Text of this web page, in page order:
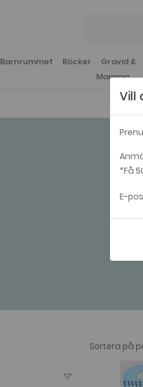
Barnrummet Böcker
Gravid &
Mamma
Vill
*Få
E-